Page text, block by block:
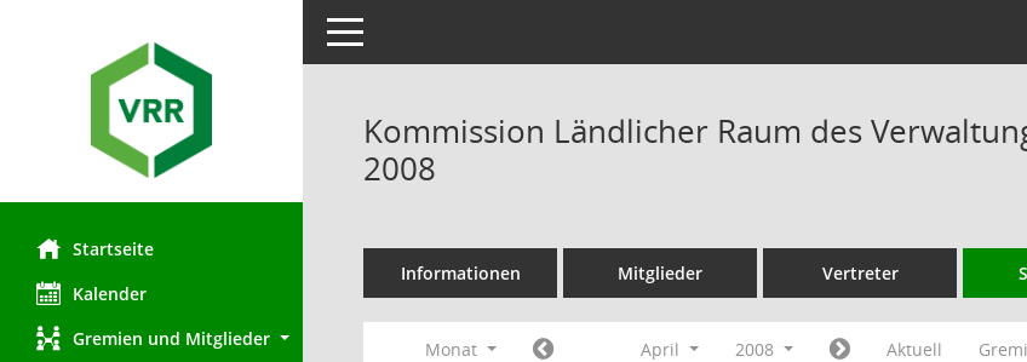
Startseite
Kalender
Gremien und Mitglieder
Toggle navigation
Kommission Ländlicher Raum des
2008
Informationen Mitglieder Vertreter
Monat April 2008 Aktuell